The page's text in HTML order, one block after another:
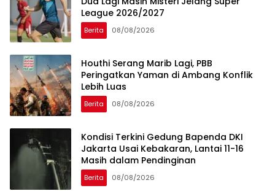
League 2026/2027
Berita 08/08/2026
Houthi Serang Marib Lagi, PBB
Peringatkan Yaman di Ambang Konflik
Lebih Luas
Berita 08/08/2026
Kondisi Terkini Gedung Bapenda DKI
Jakarta Usai Kebakaran, Lantai 11-16
Masih dalam Pendinginan
Berita 08/08/2026